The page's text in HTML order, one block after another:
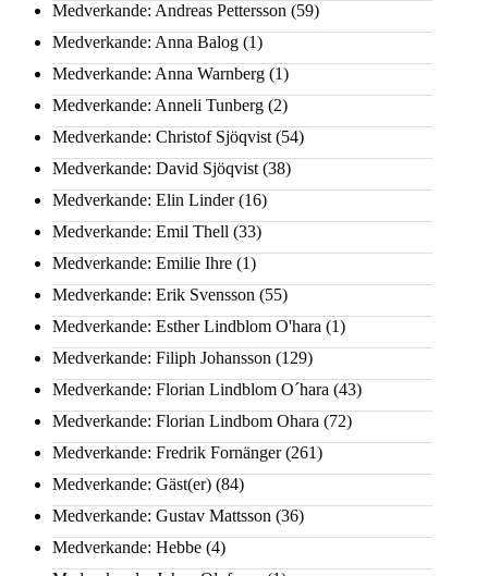
Medverkande: Andreas Pettersson (59)
Medverkande: Anna Balog (1)
Medverkande: Anna Warnberg (1)
Medverkande: Anneli Tunberg (2)
Medverkande: Christof Sjöqvist (54)
Medverkande: David Sjöqvist (38)
Medverkande: Elin Linder(16)
Medverkande: Emil Thell (33)
Medverkande: Emilie Ihre (1)
Medverkande: Erik Svensson (55)
Medverkande: Esther Lindblom O'hara (1)
Medverkande: Filiph Johansson (129)
Medverkande: Florian Lindblom O´hara (43)
Medverkande: Florian Lindbom Ohara (72)
Medverkande: Fredrik Fornänger(261)
Medverkande: Gäst(er) (84)
Medverkande: Gustav Mattsson (36)
Medverkande: Hebbe (4)